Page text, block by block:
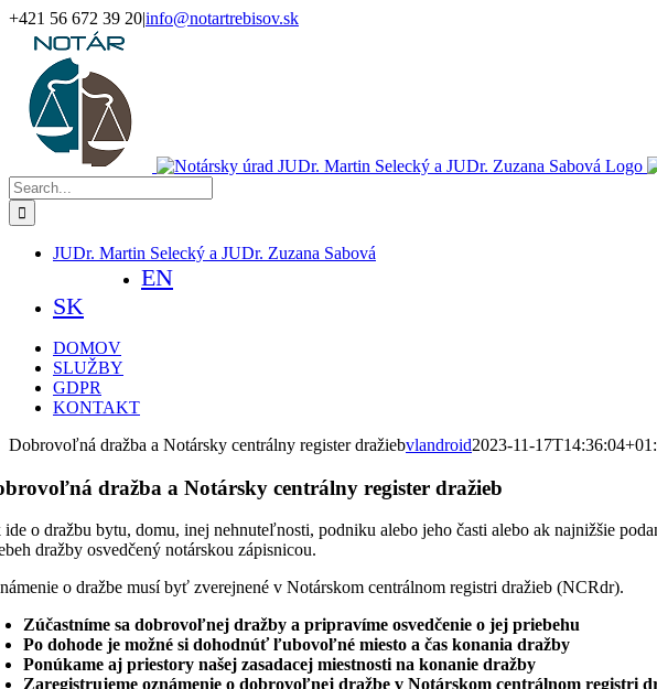
Skip
content
+421 56 672 39 20|info@notartrebisov.sk
Facebook
Search
for:
JUDr. Martin Selecký a JUDr. Zuzana Sabová
EN
SK
DOMOV
SLUŽBY
GDPR
KONTAKT
Dobrovoľná dražba a Notársky centrálny register dražiebvlandroid2023-11-
dražba a Notársky centrálny register dražieb
o dražbu bytu, domu, inej nehnuteľnosti, podniku alebo jeho časti alebo ak najnižšie
dražby osvedčený notárskou zápisnicou.
o dražbe musí byť zverejnené v Notárskom centrálnom registri dražieb (NCRdr).
Zúčastníme sa dobrovoľnej dražby a pripravíme osvedčenie o jej priebehu
Po dohode je možné si dohodnúť ľubovoľné miesto a čas konania dražby
Ponúkame aj priestory našej zasadacej miestnosti na konanie dražby
Zaregistrujeme oznámenie o dobrovoľnej dražbe v Notárskom centrálnom registri